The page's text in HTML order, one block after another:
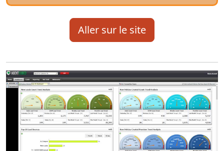
Aller sur le site